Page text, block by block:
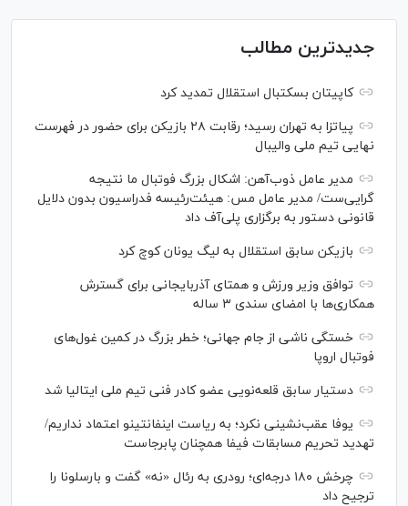
جدیدترین مطالب
کاپیتان بسکتبال استقلال تمدید کرد
پیاتزا به تهران رسید؛ رقابت ۲۸ بازیکن برای حضور در فهرست
نهایی تیم ملی والیبال
مدیر عامل ذوب‌آهن: اشکال بزرگ فوتبال ما نتیجه
گرایی‌ست/ مدیر عامل مس: هیئت‌رئیسه فدراسیون بدون دلایل
قانونی دستور به برگزاری پلی‌آف داد
بازیکن سابق استقلال به لیگ یونان کوچ کرد
توافق وزیر ورزش و همتای آذربایجانی برای گسترش
همکاری‌ها با امضای سندی ۳ ساله
خستگی ناشی از جام جهانی؛ خطر بزرگ در کمین غول‌های
فوتبال اروپا
دستیار سابق قلعه‌نویی عضو کادر فنی تیم ملی ایتالیا شد
یوفا عقب‌نشینی نکرد؛ به ریاست اینفانتینو اعتماد نداریم/
تهدید تحریم مسابقات فیفا همچنان پابرجاست
چرخش ۱۸۰ درجه‌ای؛ رودری به رئال «نه» گفت و بارسلونا را
ترجیح داد